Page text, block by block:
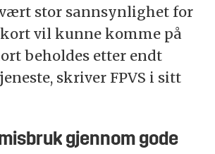
stor sannsynlighet for
vil kunne komme på
beholdes etter endt
skriver FPVS i sitt
gjennom gode